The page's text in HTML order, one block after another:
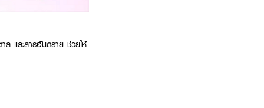
เเละสารอันตราย ช่วยให้